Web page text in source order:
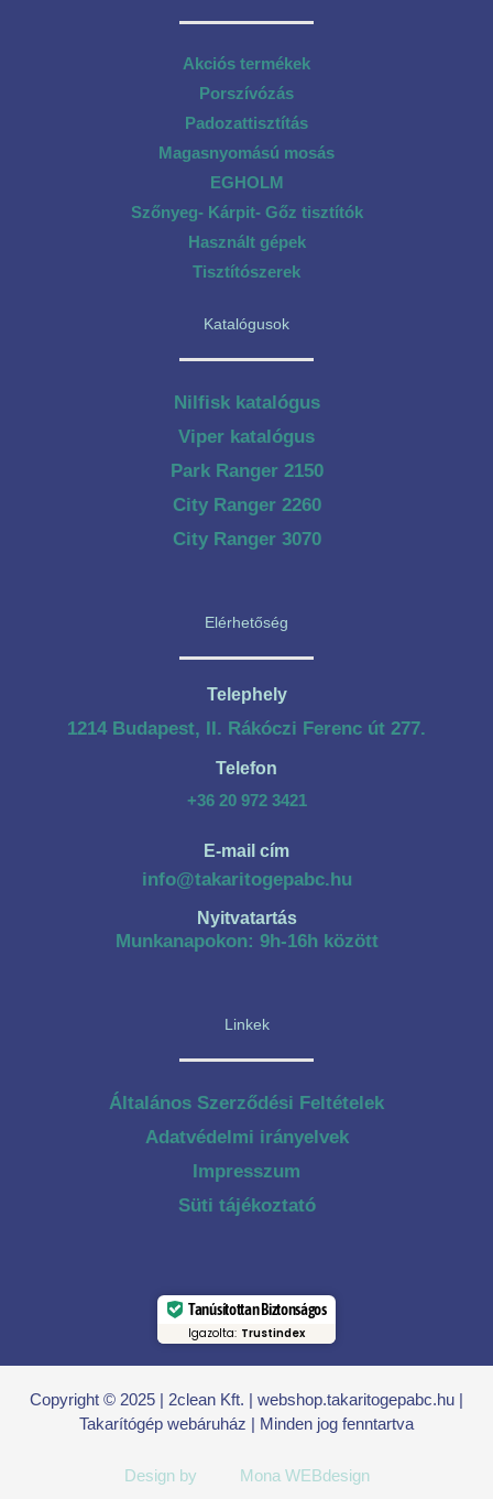
Akciós termékek
Porszívózás
Padozattisztítás
Magasnyomású mosás
EGHOLM
Szőnyeg- Kárpit- Gőz tisztítók
Használt gépek
Tisztítószerek
Katalógusok
Nilfisk katalógus
Viper katalógus
Park Ranger 2150
City Ranger 2260
City Ranger 3070
Elérhetőség
Telephely
1214 Budapest, II. Rákóczi Ferenc út 277.
Telefon
+36 20 972 3421
E-mail cím
info@takaritogepabc.hu
Nyitvatartás
Munkanapokon: 9h-16h között
Linkek
Általános Szerződési Feltételek
Adatvédelmi irányelvek
Impresszum
Süti tájékoztató
Tanúsítottan Biztonságos
Igazolta: Trustindex
Copyright © 2025 | 2clean Kft. | webshop.takaritogepabc.hu |
Takarítógép webáruház | Minden jog fenntartva
Design by Mona WEBdesign